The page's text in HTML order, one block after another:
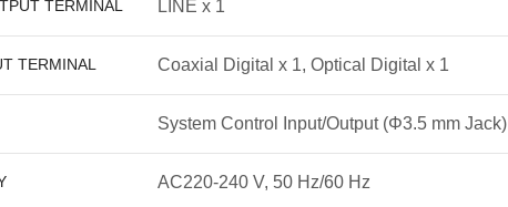
TERMINAL LINE x 1
TERMINAL Coaxial Digital x 1, Optical Digital x 1
System Control Input/Output (Φ3.5 mm Jack)
AC220-240 V, 50 Hz/60 Hz